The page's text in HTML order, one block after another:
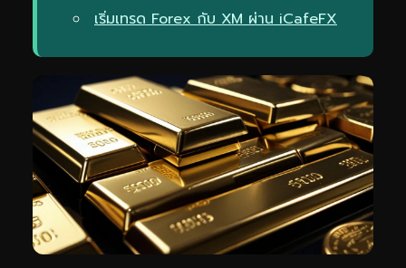
เริ่มเทรด Forex กับ XM ผ่าน iCafeFX